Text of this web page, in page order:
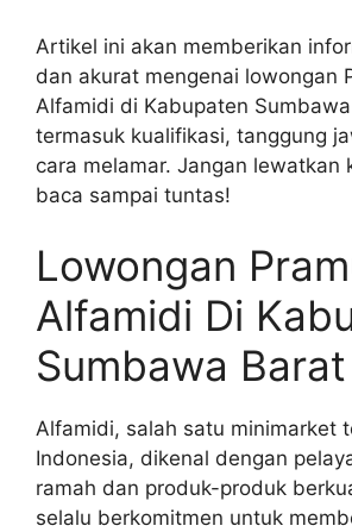
Artikel ini akan memberikan
dan akurat mengenai lowongan
Alfamidi di Kabupaten
termasuk kualifikasi, tanggung
cara melamar. Jangan lewatkan
baca sampai tuntas!
Lowongan
Alfamidi Di
Sumbawa Barat
Alfamidi, salah satu minimarket
Indonesia, dikenal dengan
ramah dan produk-produk
selalu berkomitmen untuk